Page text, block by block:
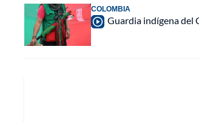
COLOMBIA
Guardia indígena del